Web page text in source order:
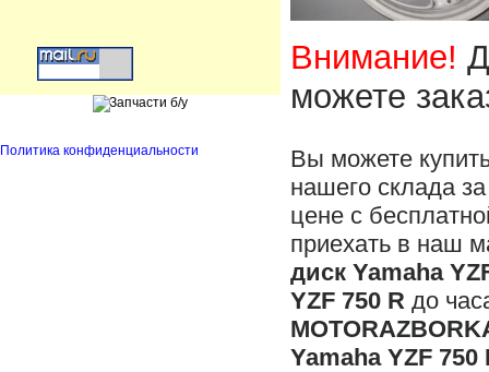
Внимание!
можете
Вы можете
нашего склада
цене с
приехать в наш
диск Yamaha
YZF 750 R до
Yamaha YZF 750
Политика конфиденциальности